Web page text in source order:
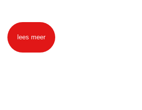
lees meer